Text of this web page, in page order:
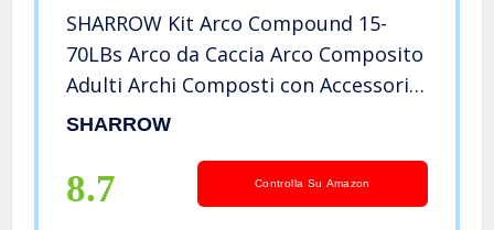
SHARROW Kit Arco Compound 15-
70LBs Arco da Caccia Arco Composito
Adulti Archi Composti con Accessori
per Tiro con L’Arco (Tipo 3)
SHARROW
8.7 Controlla Su Amazon